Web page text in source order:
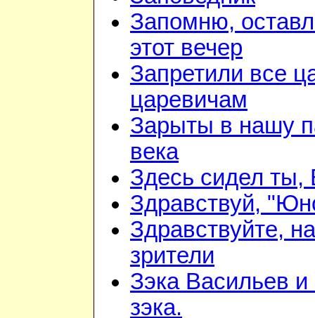
Запомню,
этот вечер
Запретили все
царевичам
Зарыты в нашу
века
Здесь сидел ты,
Здравствуй,
Здравствуйте,
зрители
Зэка Васильев
зэка.